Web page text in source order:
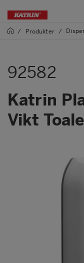
/ Produkter /
92582
Katrin
Vikt